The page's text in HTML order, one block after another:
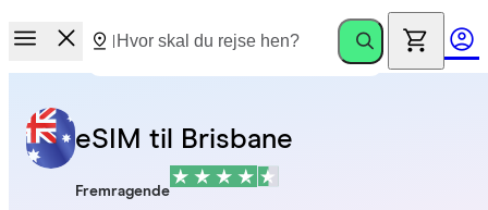
eSIM til Brisbane
Fremragende